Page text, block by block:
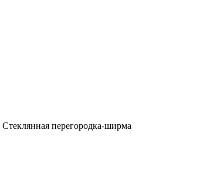
Стеклянная перегородка-ширма